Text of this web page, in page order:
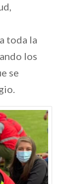
toda la
los
se